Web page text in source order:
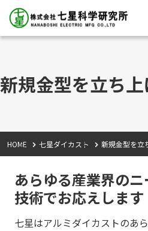
新規金型を立ち
HOME 七星ダイカスト 新規金型を立
あらゆる産業界の
技術でお応えします
七星はアルミダイカストのあ